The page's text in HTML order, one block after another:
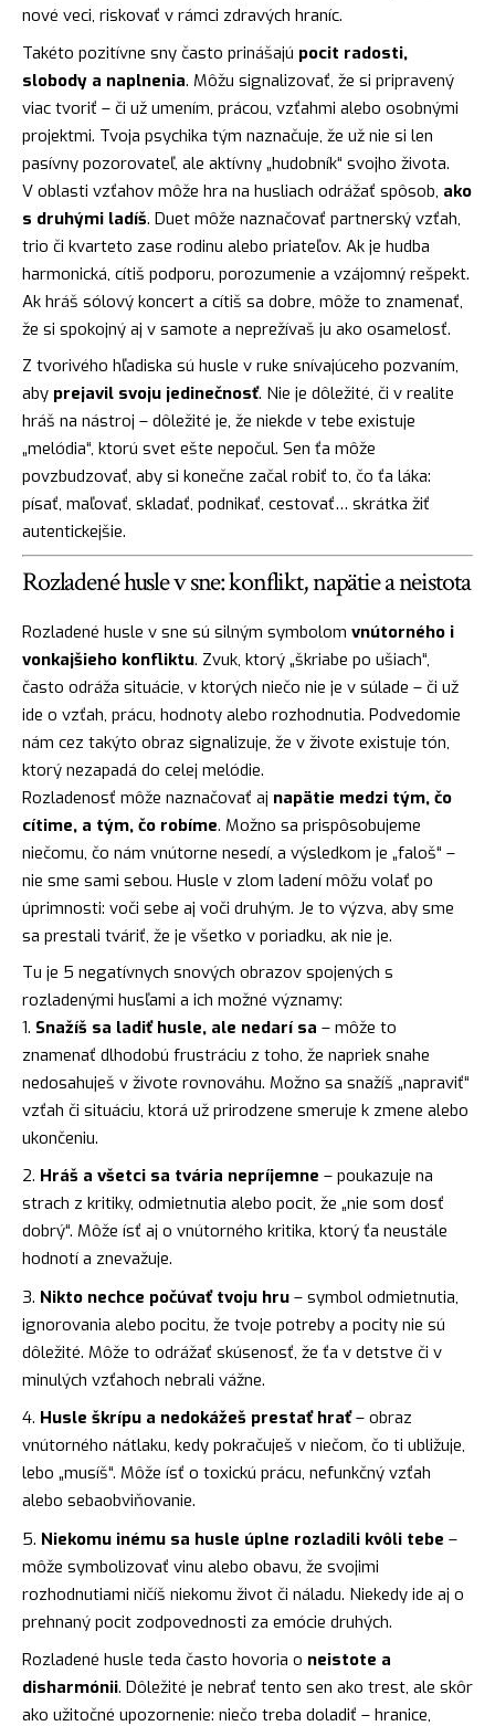
nové veci, riskovať v rámci zdravých hraníc.
Takéto pozitívne sny často prinášajú pocit radosti,
slobody a naplnenia. Môžu signalizovať, že si pripravený
viac tvoriť – či už umením, prácou, vzťahmi alebo osobnými
projektmi. Tvoja psychika tým naznačuje, že už nie si len
pasívny pozorovateľ, ale aktívny „hudobník“ svojho života.
V oblasti vzťahov môže hra na husliach odrážať spôsob, ako
s druhými ladíš. Duet môže naznačovať partnerský vzťah,
trio či kvarteto zase rodinu alebo priateľov. Ak je hudba
harmonická, cítiš podporu, porozumenie a vzájomný rešpekt.
Ak hráš sólový koncert a cítiš sa dobre, môže to znamenať,
že si spokojný aj v samote a neprežívaš ju ako osamelosť.
Z tvorivého hľadiska sú husle v ruke snívajúceho pozvaním,
aby prejavil svoju jedinečnosť. Nie je dôležité, či v realite
hráš na nástroj – dôležité je, že niekde v tebe existuje
„melódia“, ktorú svet ešte nepočul. Sen ťa môže
povzbudzovať, aby si konečne začal robiť to, čo ťa láka:
písať, maľovať, skladať, podnikať, cestovať… skrátka žiť
autentickejšie.
Rozladené husle v sne: konflikt, napätie a neistota
Rozladené husle v sne sú silným symbolom vnútorného i
vonkajšieho konfliktu. Zvuk, ktorý „škriabe po ušiach“,
často odráža situácie, v ktorých niečo nie je v súlade – či už
ide o vzťah, prácu, hodnoty alebo rozhodnutia. Podvedomie
nám cez takýto obraz signalizuje, že v živote existuje tón,
ktorý nezapadá do celej melódie.
Rozladenosť môže naznačovať aj napätie medzi tým, čo
cítime, a tým, čo robíme. Možno sa prispôsobujeme
niečomu, čo nám vnútorne nesedí, a výsledkom je „faloš“ –
nie sme sami sebou. Husle v zlom ladení môžu volať po
úprimnosti: voči sebe aj voči druhým. Je to výzva, aby sme
sa prestali tváriť, že je všetko v poriadku, ak nie je.
Tu je 5 negatívnych snových obrazov spojených s
rozladenými husľami a ich možné významy:
Snažíš sa ladiť husle, ale nedarí sa – môže to
znamenať dlhodobú frustráciu z toho, že napriek snahe
nedosahuješ v živote rovnováhu. Možno sa snažíš „napraviť“
vzťah či situáciu, ktorá už prirodzene smeruje k zmene alebo
ukončeniu.
Hráš a všetci sa tvária nepríjemne – poukazuje na
strach z kritiky, odmietnutia alebo pocit, že „nie som dosť
dobrý“. Môže ísť aj o vnútorného kritika, ktorý ťa neustále
hodnotí a znevažuje.
Nikto nechce počúvať tvoju hru – symbol odmietnutia,
ignorovania alebo pocitu, že tvoje potreby a pocity nie sú
dôležité. Môže to odrážať skúsenosť, že ťa v detstve či v
minulých vzťahoch nebrali vážne.
Husle škrípu a nedokážeš prestať hrať– obraz
vnútorného nátlaku, kedy pokračuješ v niečom, čo ti ubližuje,
lebo „musíš“. Môže ísť o toxickú prácu, nefunkčný vzťah
alebo sebaobviňovanie.
Niekomu inému sa husle úplne rozladili kvôli tebe –
môže symbolizovať vinu alebo obavu, že svojimi
rozhodnutiami ničíš niekomu život či náladu. Niekedy ide aj o
prehnaný pocit zodpovednosti za emócie druhých.
Rozladené husle teda často hovoria o neistote a
disharmónii. Dôležité je nebrať tento sen ako trest, ale skôr
ako užitočné upozornenie: niečo treba doladiť – hranice,